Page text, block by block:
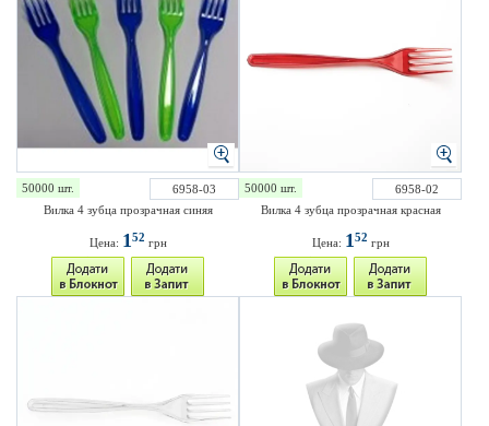
50000 шт.
6958-03
Вилка 4 зубца прозрачная синяя
Цена: 152 грн
50000 шт.
6958-02
Вилка 4 зубца прозрачная красная
Цена: 152 грн